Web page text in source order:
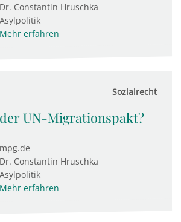
Dr. Constantin Hruschka
Asylpolitik
Mehr erfahren
Sozialrecht
UN-Migrationspakt?
mpg.de
Dr. Constantin Hruschka
Asylpolitik
Mehr erfahren